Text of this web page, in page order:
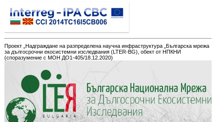
Проект „Надграждане на разпределена научна инфраструктура „Българска мрежа
за дългосрочни екосистемни изследвания (LTER-BG), обект от НПКНИ
(споразумение с МОН ДО1-405/18.12.2020)